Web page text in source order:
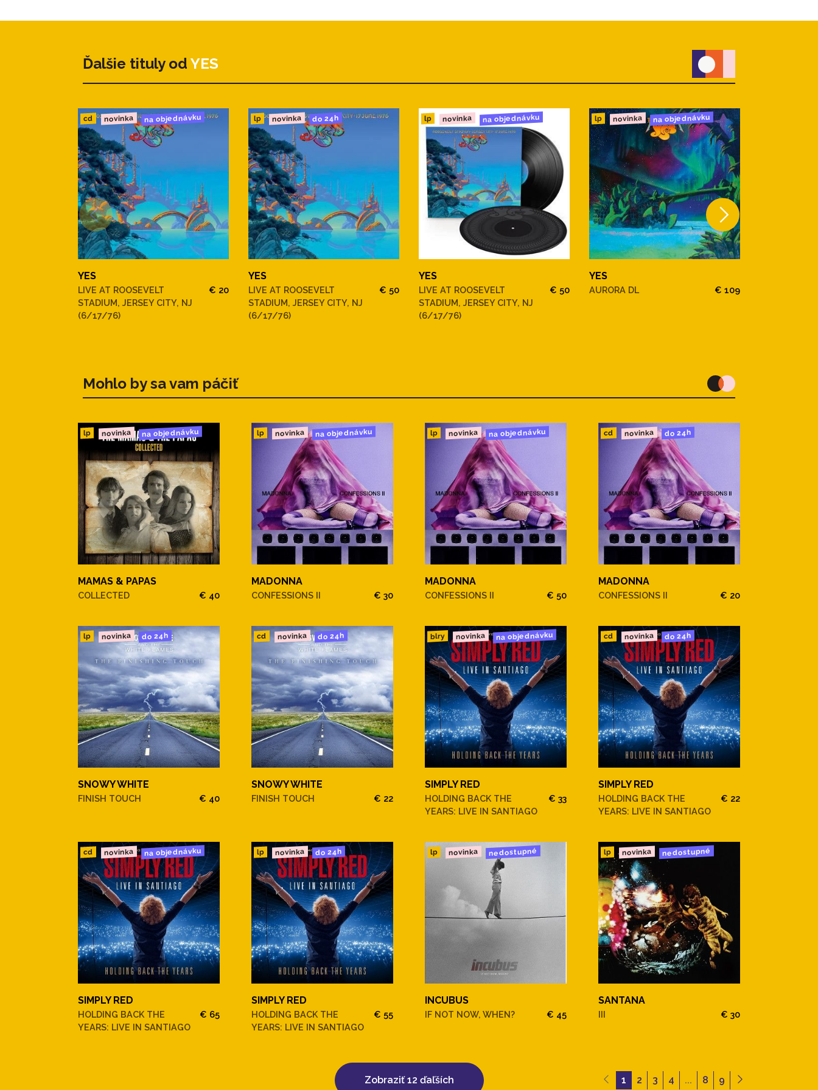
1. Aurora
2. Turnaround Situation
4. Countermovement
6. All Hands On Deck
7. Outside the Box
8. Emotional Intelligence
9. Jambustin'
10. Watching the River Roll
Ďalšie tituly od YES
cd novinka na objednávku
YES
LIVE AT ROOSEVELT
STADIUM, JERSEY CITY, NJ
(6/17/76)
€ 20
lp novinka do 24h
YES
LIVE AT ROOSEVELT
STADIUM, JERSEY CITY, NJ
(6/17/76)
€ 50
lp novinka na objednávku
YES
LIVE AT ROOSEVELT
STADIUM, JERSEY CITY, NJ
(6/17/76)
€ 50
lp novinka na objednávku
YES
AURORA DL € 109
Mohlo by sa vam páčiť
lp novinka na objednávku
MAMAS & PAPAS
COLLECTED € 40
lp novinka na objednávku
MADONNA
CONFESSIONS II € 30
lp novinka na objednávku
MADONNA
CONFESSIONS II € 50
cd novinka do 24h
MADONNA
CONFESSIONS II € 20
lp novinka do 24h
SNOWY WHITE
FINISH TOUCH € 40
cd novinka do 24h
SNOWY WHITE
FINISH TOUCH € 22
blry novinka na objednávku
SIMPLY RED
HOLDING BACK THE
YEARS: LIVE IN SANTIAGO
€ 33
cd novinka do 24h
SIMPLY RED
HOLDING BACK THE
YEARS: LIVE IN SANTIAGO
€ 22
cd novinka na objednávku
SIMPLY RED
HOLDING BACK THE
YEARS: LIVE IN SANTIAGO
€ 65
lp novinka do 24h
SIMPLY RED
HOLDING BACK THE
YEARS: LIVE IN SANTIAGO
€ 55
lp novinka nedostupné
INCUBUS
IF NOT NOW, WHEN? € 45
lp novinka nedostupné
SANTANA
III € 30
Zobraziť 12 ďaľších 1 2 3 4 ... 8 9